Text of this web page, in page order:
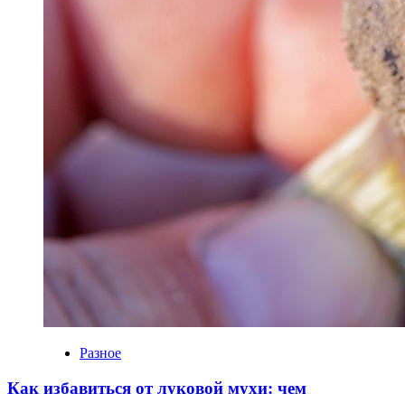
Разное
Как избавиться от луковой мухи: чем